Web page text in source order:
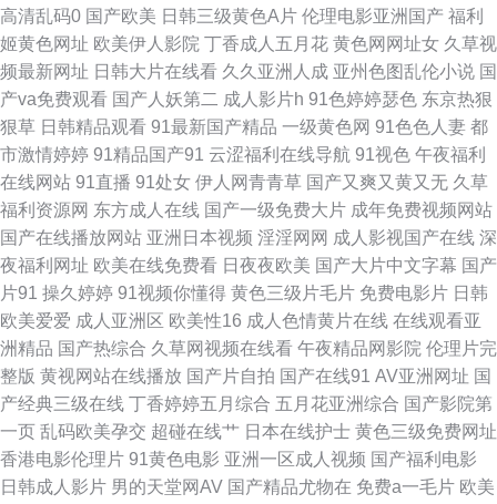
文字幕色15P 操碰公开 日本私人影院 91纯爱版 传媒在线入口 欧美日韩TV
午夜成人AV福利 91新人视频 福利社亚洲无码 老司机能看的av 熟女视频91
成人不卡一区在线 男人女人做爱网站 伪娘人妖中文网址 91五码 久久豆花福
利 熟妇人人草 91黄色下载软件 成人久草 老湿福利影院 在线免费九一网站
福利视频导航网址 欧洲青青草99 亚洲日韩av色图 AV男人网光在线 海角社区
porn 欧美色网69 伊思大香蕉9 成人日本三级 日韩午夜电影 国产精品女人乱
轮 欧洲亚洲午夜 91n视频在线 福利视频成人网 蜜桃网91 91官网网页版 综合
激情导航大全 中文欧美日韩 日韩亚射 九九这只有精品 俺去啦无码专区 97午
夜剧场场 精品主播网红主播 天堂网成人在线 91免费在线看 福利剧场午夜 午
高清乱码0 国产欧美 日韩三级黄色A片 伦理电影亚洲国产 福利
姬黄色网址 欧美伊人影院 丁香成人五月花 黄色网网址女 久草视
频最新网址 日韩大片在线看 久久亚洲人成 亚州色图乱伦小说 国
产va免费观看 国产人妖第二 成人影片h 91色婷婷瑟色 东京热狠
狠草 日韩精品观看 91最新国产精品 一级黄色网 91色色人妻 都
市激情婷婷 91精品国产91 云涩福利在线导航 91视色 午夜福利
在线网站 91直播 91处女 伊人网青青草 国产又爽又黄又无 久草
福利资源网 东方成人在线 国产一级免费大片 成年免费视频网站
国产在线播放网站 亚洲日本视频 淫淫网网 成人影视国产在线 深
夜福利网址 欧美在线免费看 日夜夜欧美 国产大片中文字幕 国产
片91 操久婷婷 91视频你懂得 黄色三级片毛片 免费电影片 日韩
欧美爱爱 成人亚洲区 欧美性16 成人色情黄片在线 在线观看亚
洲精品 国产热综合 久草网视频在线看 午夜精品网影院 伦理片完
整版 黄视网站在线播放 国产片自拍 国产在线91 AV亚洲网址 国
产经典三级在线 丁香婷婷五月综合 五月花亚洲综合 国产影院第
一页 乱码欧美孕交 超碰在线艹 日本在线护士 黄色三级免费网址
香港电影伦理片 91黄色电影 亚洲一区成人视频 国产福利电影
日韩成人影片 男的天堂网AV 国产精品尤物在 免费a一毛片 欧美